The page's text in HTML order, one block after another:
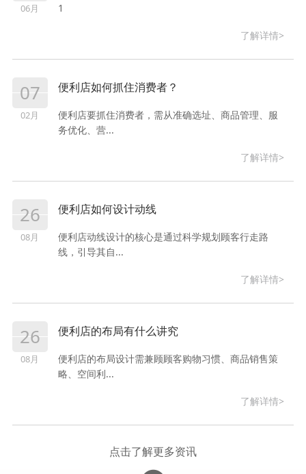
06月 1
了解详情>
07
02月
便利店如何抓住消费者？
便利店要抓住消费者，需从准确选址、商品管理、服
务优化、营...
了解详情>
26
08月
便利店如何设计动线
便利店动线设计的核心是通过科学规划顾客行走路
线，引导其自...
了解详情>
26
08月
便利店的布局有什么讲究
便利店的布局设计需兼顾顾客购物习惯、商品销售策
略、空间利...
了解详情>
点击了解更多资讯